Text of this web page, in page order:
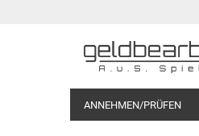
ANNEHMEN/PRÜFEN